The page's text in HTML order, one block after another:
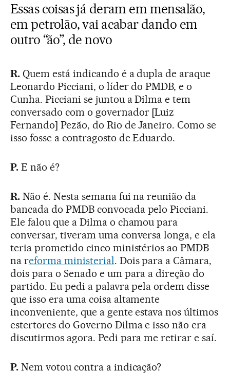
Essas coisas já deram em mensalão,
em petrolão, vai acabar dando em
outro “ão”, de novo
R.Quem está indicando é a dupla de araque
Leonardo Picciani, o líder do PMDB, e o
Cunha. Picciani se juntou a Dilma e tem
conversado com o governador [Luiz
Fernando] Pezão, do Rio de Janeiro. Como se
isso fosse a contragosto de Eduardo.
P. E não é?
R. Não é. Nesta semana fui na reunião da
bancada do PMDB convocada pelo Picciani.
Ele falou que a Dilma o chamou para
conversar, tiveram uma conversa longa, e ela
teria prometido cinco ministérios ao PMDB
na reforma ministerial. Dois para a Câmara,
dois para o Senado e um para a direção do
partido. Eu pedi a palavra pela ordem disse
que isso era uma coisa altamente
inconveniente, que a gente estava nos últimos
estertores do Governo Dilma e isso não era
discutirmos agora. Pedi para me retirar e saí.
P. Nem votou contra a indicação?